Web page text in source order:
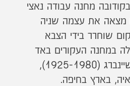
מחנה עבודה נאצי
מצאה את עצמה שניה
כשהמקום שוחרר בידי הצבא
ב 1947 פעילה במחנה העקורים באד
רייכנהאל בגרמניה. שיינברג (1925-1980),
בארץ בחיפה.